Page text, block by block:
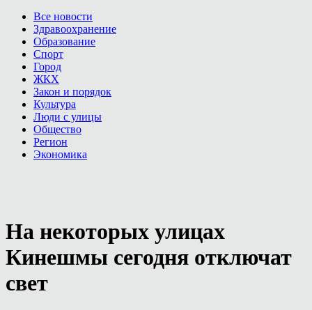
Все новости
Здравоохранение
Образование
Спорт
Город
ЖКХ
Закон и порядок
Культура
Люди с улицы
Общество
Регион
Экономика
На некоторых улицах
Кинешмы сегодня отключат
свет